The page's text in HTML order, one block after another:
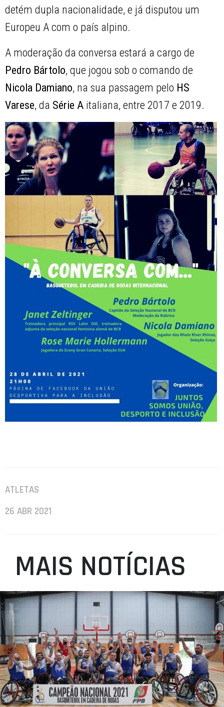
detém dupla nacionalidade, e já disputou um
Europeu A com o país alpino.
A moderação da conversa estará a cargo de
Pedro Bártolo, que jogou sob o comando de
Nicola Damiano, na sua passagem pelo HS
Varese, da Série A italiana, entre 2017 e 2019.
ATLETAS
26 ABR 2021
MAIS NOTÍCIAS